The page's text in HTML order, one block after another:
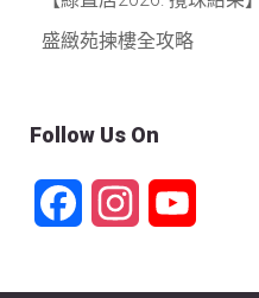
盛緻苑揀樓全攻略
Follow Us On
FacebookInstagram